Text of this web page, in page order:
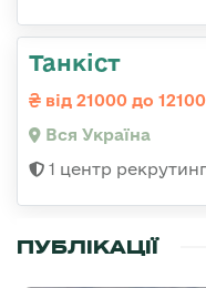
Танкіст
від 21000 до
Вся Україна
1 центр
ПУБЛІКАЦІЇ